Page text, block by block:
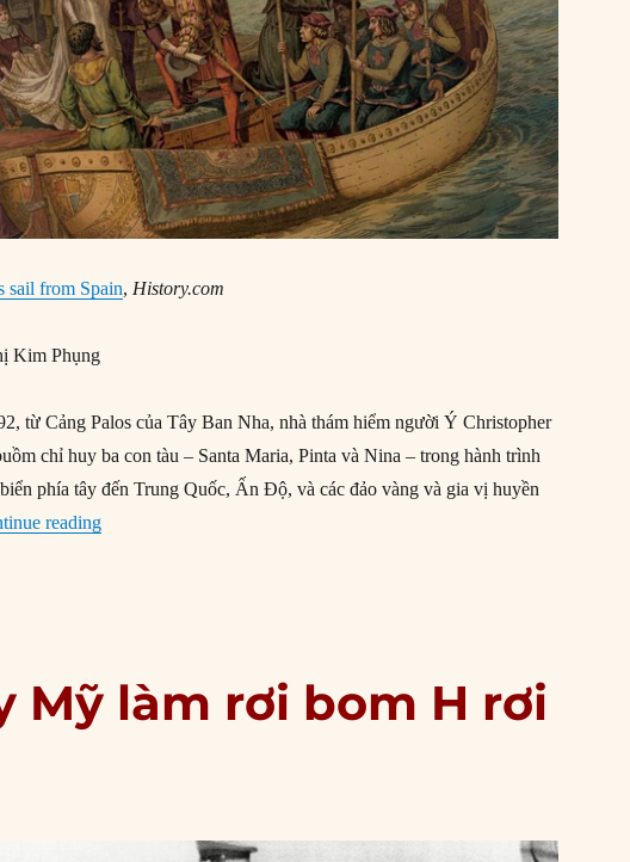
sail from Spain, History.com
Kim Phụng
từ Cảng Palos của Tây Ban Nha, nhà thám hiểm người Ý Christopher
chỉ huy ba con tàu – Santa Maria, Pinta và Nina – trong hành trình
phía tây đến Trung Quốc, Ấn Độ, và các đảo vàng và gia vị huyền
reading“03/08/1492: Columbus khởi hành từ Tây Ban Nha”
Mỹ làm rơi bom H rơi